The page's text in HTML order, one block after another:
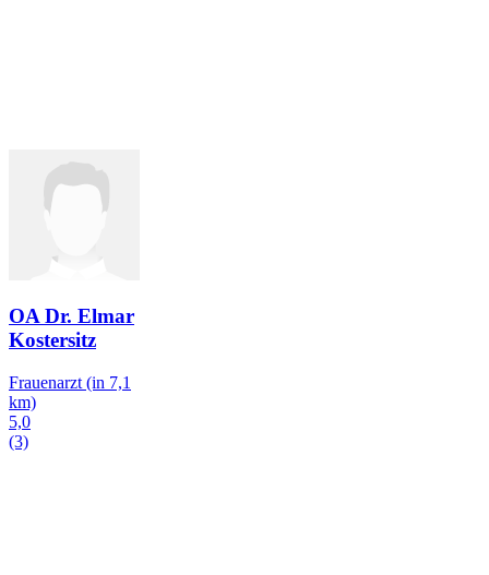
OA Dr. Elmar
Kostersitz
Frauenarzt (in 7,1
km)
5,0
(3)